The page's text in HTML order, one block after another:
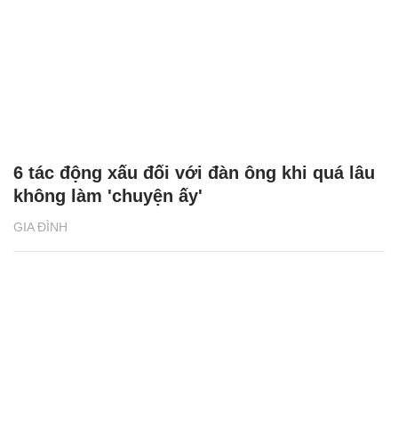
GIA ĐÌNH
6 tác động xấu đối với đàn ông khi quá lâu
không làm 'chuyện ấy'